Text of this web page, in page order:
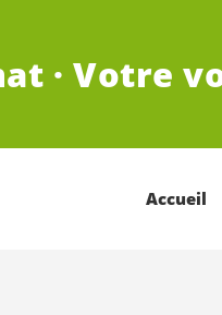
· Votre
Accueil